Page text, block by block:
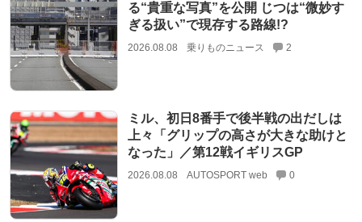
る“貴重な写真”を公開 じつは“微妙す
ぎる扱い”で現存する路線!?
2026.08.08 乗りものニュース 2
ミル、初日8番手で後半戦の出だしは
上々「グリップの高さが大きな助けと
なった」／第12戦イギリスGP
2026.08.08 AUTOSPORT web 0